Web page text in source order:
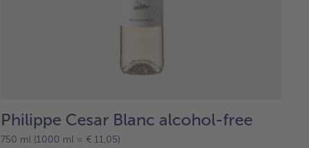
Philippe Cesar Blanc alcohol-free
750 ml (1000 ml = € 11,05)